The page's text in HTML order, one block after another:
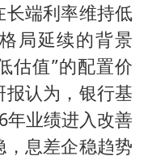
长端利率维持低
局延续的背景
估值”的配置价
认为，银行基
年业绩进入改善
息差企稳趋势